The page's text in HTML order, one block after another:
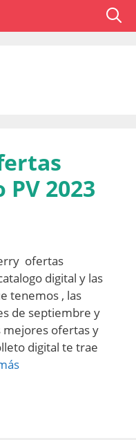
2023
ofertas
digital y las
tenemos , las
de septiembre y
mejores ofertas y
digital te trae